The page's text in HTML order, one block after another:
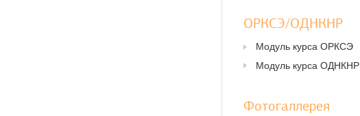
ОРКСЭ/ОДНКНР
Модуль курса ОРКСЭ
Модуль курса ОДНКНР
Фотогаллерея